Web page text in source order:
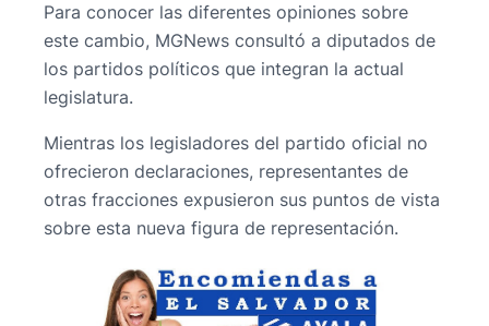
Para conocer las diferentes opiniones sobre
este cambio, MGNews consultó a diputados de
los partidos políticos que integran la actual
legislatura.
Mientras los legisladores del partido oficial no
ofrecieron declaraciones, representantes de
otras fracciones expusieron sus puntos de vista
sobre esta nueva figura de representación.